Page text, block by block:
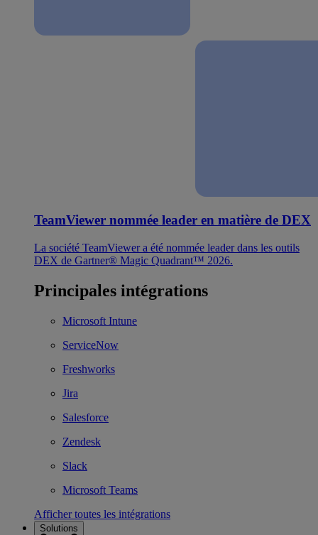
TeamViewer nommée leader en matière de DEX
La société TeamViewer a été nommée leader dans les outils
DEX de Gartner® Magic Quadrant™ 2026.
Principales intégrations
Microsoft Intune
ServiceNow
Freshworks
Jira
Salesforce
Zendesk
Slack
Microsoft Teams
Afficher toutes les intégrations
Solutions